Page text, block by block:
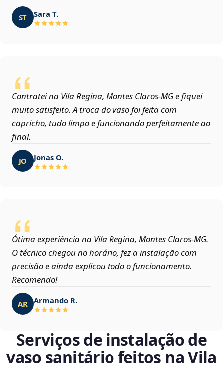
ST Sara T.
Contratei na Vila Regina, Montes Claros‑MG e fiquei
muito satisfeito. A troca do vaso foi feita com
capricho, tudo limpo e funcionando perfeitamente ao
final.
JO Jonas O.
Ótima experiência na Vila Regina, Montes Claros‑MG.
O técnico chegou no horário, fez a instalação com
precisão e ainda explicou todo o funcionamento.
Recomendo!
AR Armando R.
Serviços de instalação de
vaso sanitário feitos na Vila